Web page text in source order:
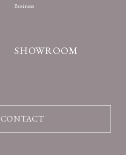
Business
SHOWROOM
CONTACT